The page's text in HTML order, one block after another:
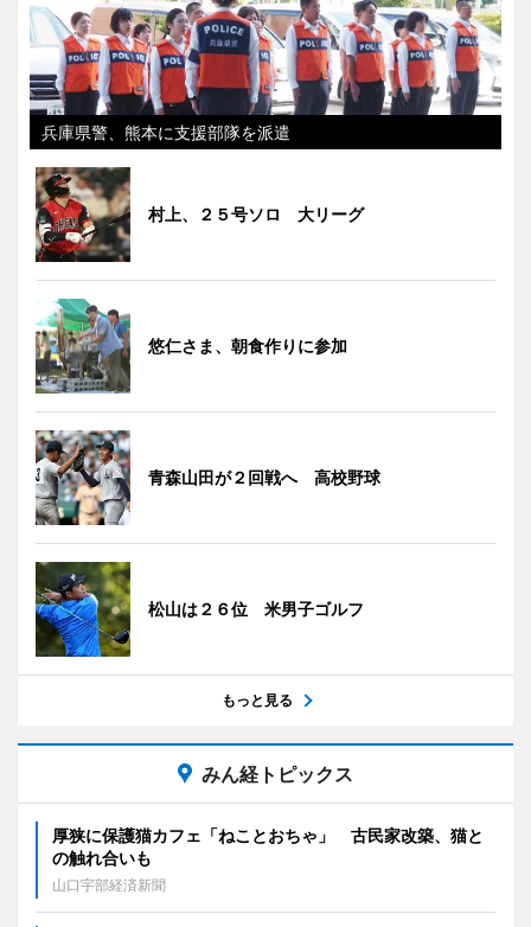
兵庫県警、熊本に支援部隊を派遣
村上、２５号ソロ 大リーグ
悠仁さま、朝食作りに参加
青森山田が２回戦へ 高校野球
松山は２６位 米男子ゴルフ
もっと見る
みん経トピックス
厚狭に保護猫カフェ「ねことおちゃ」 古民家改築、猫と
の触れ合いも
山口宇部経済新聞